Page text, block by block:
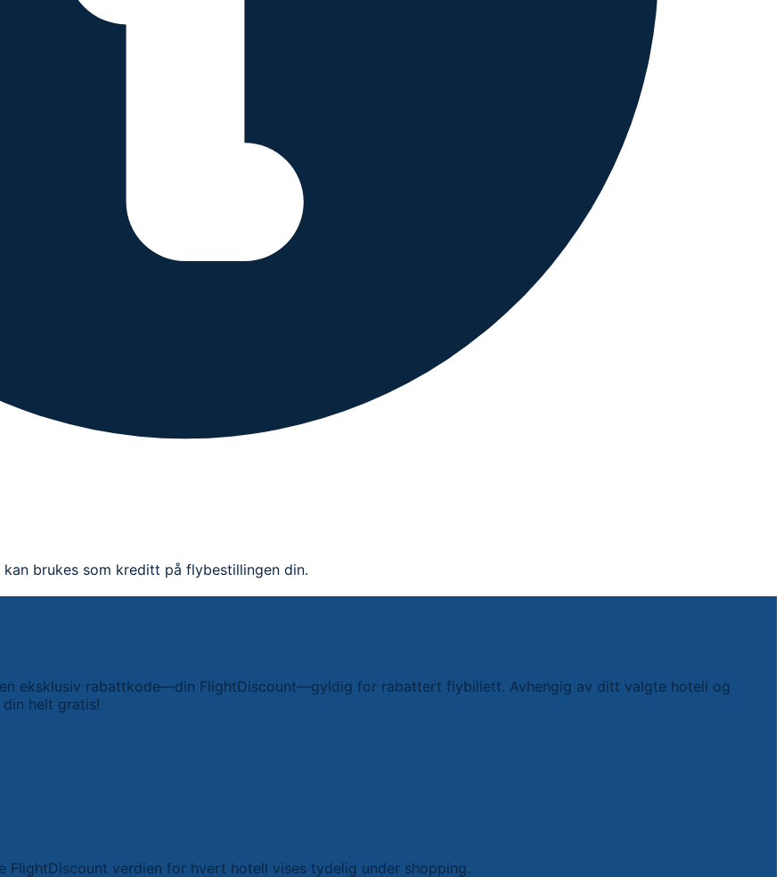
brukes som kreditt på flybestillingen din.
eksklusiv rabattkode—din FlightDiscount—gyldig for rabattert flybillett. Avhengig av ditt valgte hotell og
helt gratis!
FlightDiscount verdien for hvert hotell vises tydelig under shopping.